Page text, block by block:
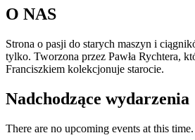
O NAS
Strona o pasji do starych maszyn i
tylko. Tworzona przez Pawła Rychtera,
Franciszkiem kolekcjonuje starocie.
Nadchodzące wydarzenia
There are no upcoming events at this time.